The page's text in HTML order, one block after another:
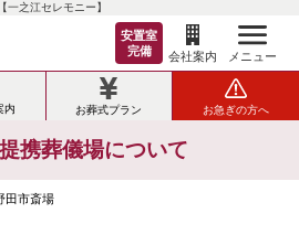
一之江セレモニー】
安置室
完備
会社案内 メニュー
内 お葬式プラン お急ぎの方へ
携葬儀場について
田市斎場